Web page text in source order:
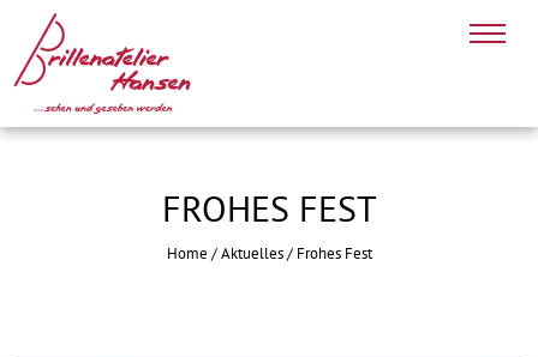
FROHES FEST
Home /Aktuelles/ Frohes Fest